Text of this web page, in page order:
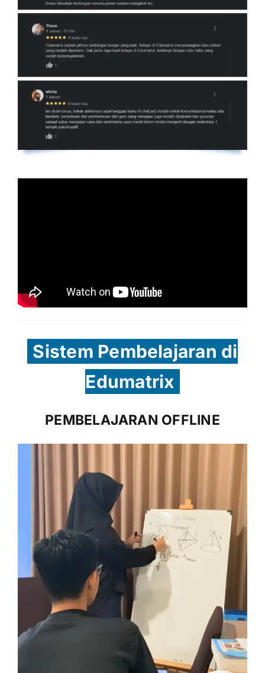
Sistem Pembelajaran di
Edumatrix
PEMBELAJARAN OFFLINE